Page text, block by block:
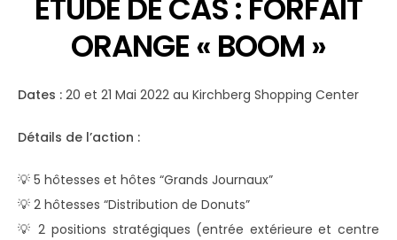
ETUDE DE CAS : FORFAIT
ORANGE « BOOM »
Dates : 20 et 21 Mai 2022 au Kirchberg Shopping Center
Détails de l’action :
💡 5 hôtesses et hôtes “Grands Journaux”
💡 2 hôtesses “Distribution de Donuts”
💡 2 positions stratégiques (entrée extérieure et centre